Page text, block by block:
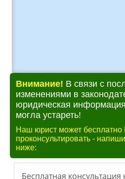
Внимание! В связи с
изменениями в
юридическая
могла устареть!
Наш юрист может бесплатно
проконсультировать -
ниже: